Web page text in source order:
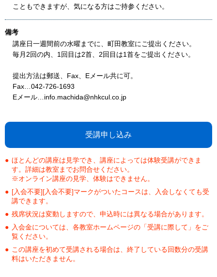
こともできますが、気になる方はご持参ください。
備考
講座日一週間前の水曜までに、町田教室にご提出ください。
毎月2回の内、1回目は2首、2回目は1首をご提出ください。
提出方法は郵送、Fax、Eメール共に可。
Fax…042-726-1693
Eメール…info.machida@nhkcul.co.jp
受講申し込み
ほとんどの講座は見学でき、講座によっては体験受講ができま
す。詳細は教室までお問合せください。
※オンライン講座の見学、体験はできません。
[入会不要][入会不要]マークがついたコースは、入会しなくても受
講できます。
残席状況は変動しますので、申込時には異なる場合があります。
入会金については、各教室ホームページの「受講に際して」をご
覧ください。
この講座を初めて受講される場合は、終了している回数分の受講
料はいただきません。